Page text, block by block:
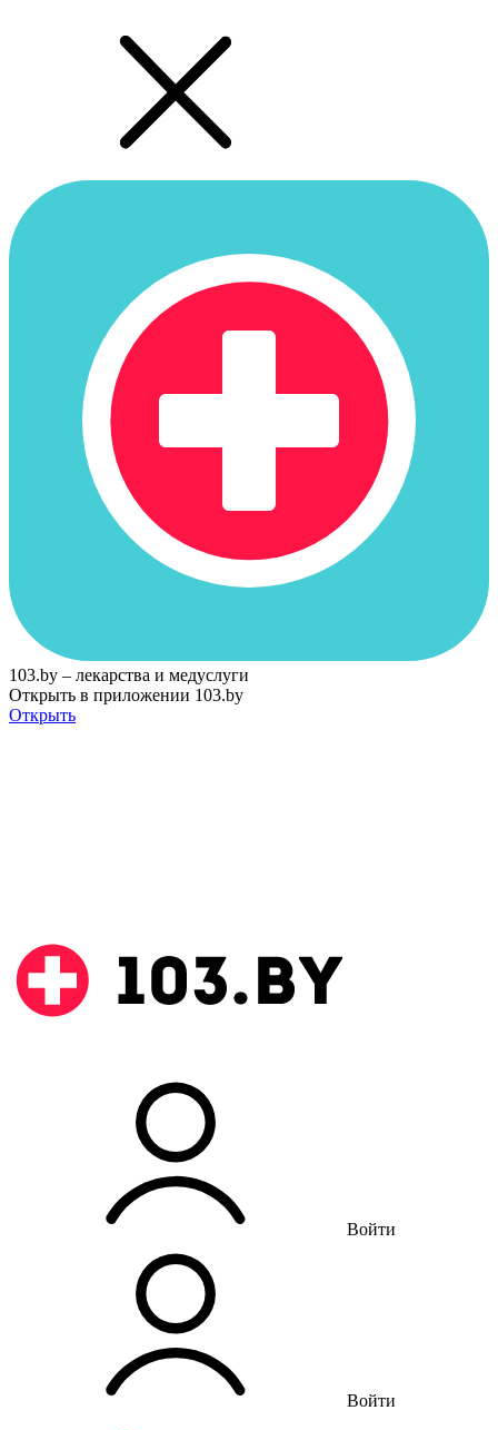
103.by – лекарства и медуслуги
Открыть в приложении 103.by
Открыть
Войти
Войти